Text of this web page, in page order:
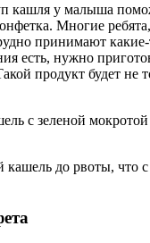
кашля у малыша
Многие
принимают
есть, нужно
продукт будет не
с зеленой мокротой
кашель до рвоты, что